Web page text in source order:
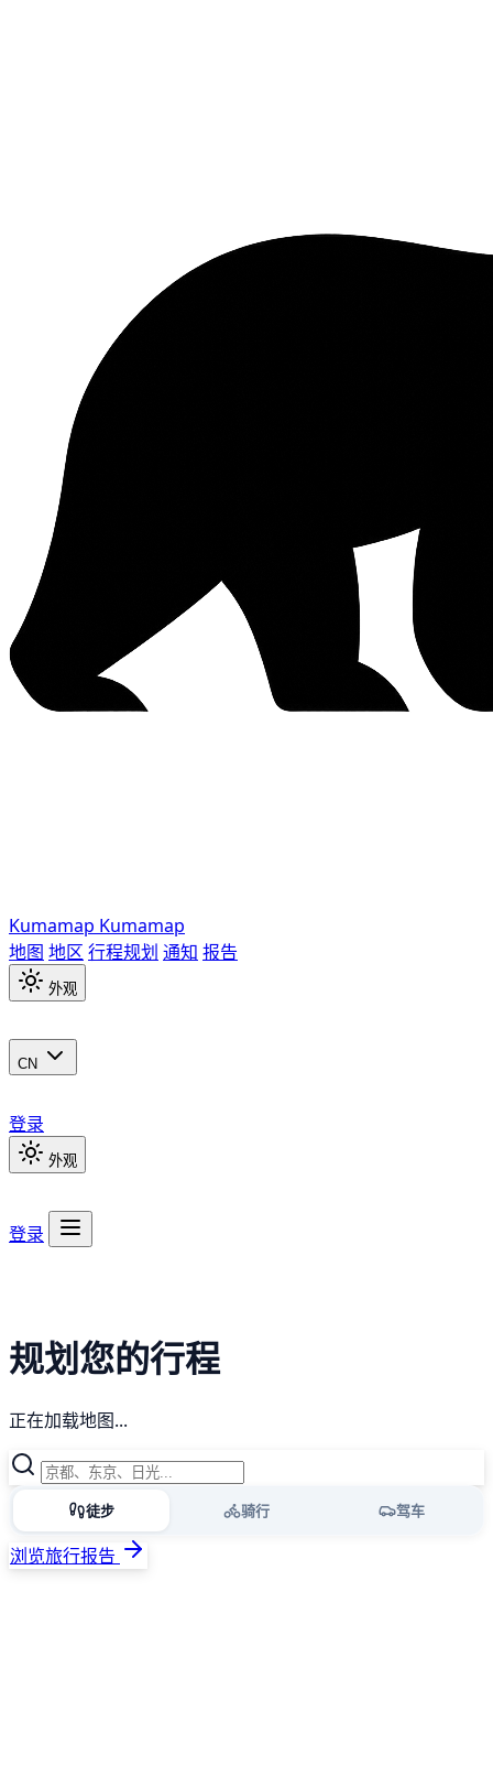
Kumamap Kumamap
地图 地区 行程规划 通知 报告
外观
CN
登录
外观
登录
规划您的行程
正在加载地图...
徒步 骑行 驾车
浏览旅行报告